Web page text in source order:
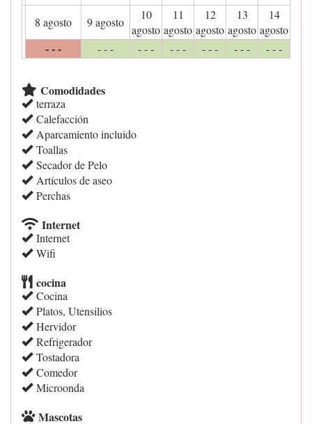
8 agosto 9 agosto
10
agosto
11
agosto
12
agosto
13
agosto
14
agosto
- - - - - - - - - - - - - - - - - - - - -
Comodidades
terraza
Calefacción
Aparcamiento incluido
Toallas
Secador de Pelo
Artículos de aseo
Perchas
Internet
Internet
Wifi
cocina
Cocina
Platos, Utensilios
Hervidor
Refrigerador
Tostadora
Comedor
Microonda
Mascotas